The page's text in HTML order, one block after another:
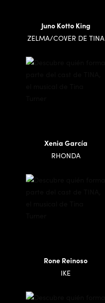
Juno Kotto King
ZELMA/COVER DE TINA
Xenia García
RHONDA
Rone Reinoso
IKE